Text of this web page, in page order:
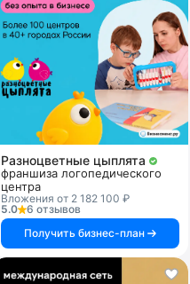
Разноцветные цыплята
франшиза логопедического
центра
Вложения от 2 182 100 ₽
5.0
6 отзывов
Получить бизнес-план